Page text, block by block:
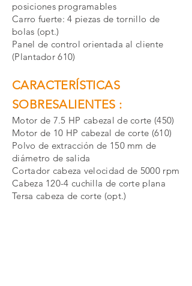
posiciones programables
Carro fuerte: 4 piezas de tornillo de
bolas (opt.)
Panel de control orientada al cliente
(Plantador 610)
CARACTERÍSTICAS
SOBRESALIENTES :
Motor de 7.5 HP cabezal de corte (450)
Motor de 10 HP cabezal de corte (610)
Polvo de extracción de 150 mm de
diámetro de salida
Cortador cabeza velocidad de 5000 rpm
Cabeza 120-4 cuchilla de corte plana
Tersa cabeza de corte (opt.)